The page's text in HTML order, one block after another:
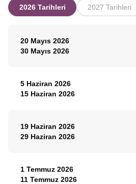
2026 Tarihleri 2027 Tarihleri
20 Mayıs 2026
30 Mayıs 2026
5 Haziran 2026
15 Haziran 2026
19 Haziran 2026
29 Haziran 2026
1 Temmuz 2026
11 Temmuz 2026